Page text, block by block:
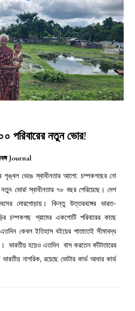
পরিবারের নতুন ভোর!
Journal
নতুন ভোর! স্বাধীনতার ৭৮ বছর পেরিয়েছে। দেশ
দোরগোড়ায়। কিন্তু উত্তরবঙ্গের ভারত-
চম্পকগছ গ্রামের একশোটি পরিবারের কাছে
কেবল ইতিহাস বইয়ের পাতাতেই সীমাবদ্ধ
ভারতীয় হয়েও এতদিন বাস করতেন কাঁটাতারের
ভারতীয় নাগরিক, রয়েছে ভোটার কার্ড আধার কার্ড